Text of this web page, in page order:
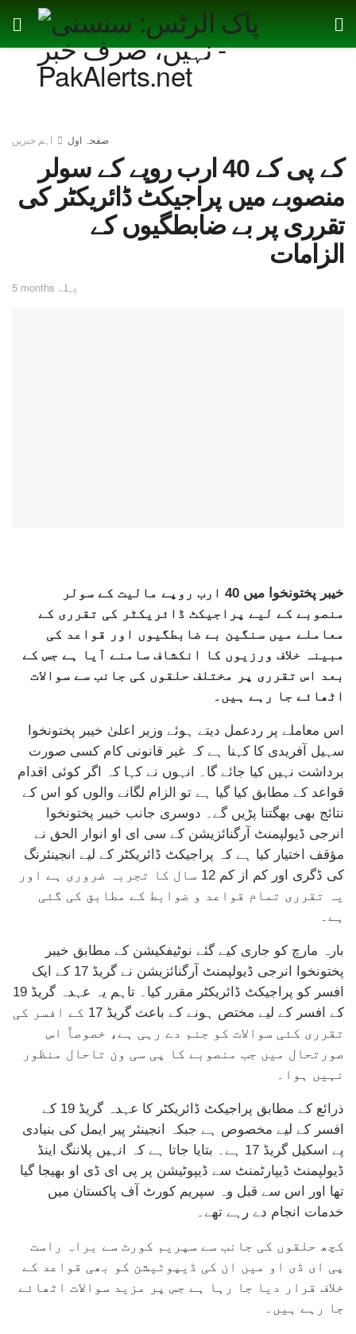
صفحہ اول اہم خبریں
کے پی کے 40 ارب روپے کے سولر
منصوبے میں پراجیکٹ ڈائریکٹر کی
تقرری پر بے ضابطگیوں کے
الزامات
5 months پہلے
خیبر پختونخوا میں 40 ارب روپے مالیت کے سولر
منصوبے کے لیے پراجیکٹ ڈائریکٹر کی تقرری کے
معاملے میں سنگین بے ضابطگیوں اور قواعد کی
مبینہ خلاف ورزیوں کا انکشاف سامنے آیا ہے جس کے
بعد اس تقرری پر مختلف حلقوں کی جانب سے سوالات
اٹھائے جا رہے ہیں۔
اس معاملے پر ردعمل دیتے ہوئے وزیر اعلیٰ خیبر پختونخوا
سہیل آفریدی کا کہنا ہے کہ غیر قانونی کام کسی صورت
برداشت نہیں کیا جائے گا۔ انہوں نے کہا کہ اگر کوئی اقدام
قواعد کے مطابق کیا گیا ہے تو الزام لگانے والوں کو اس کے
نتائج بھی بھگتنا پڑیں گے۔ دوسری جانب خیبر پختونخوا
انرجی ڈیولپمنٹ آرگنائزیشن کے سی ای او انوار الحق نے
مؤقف اختیار کیا ہے کہ پراجیکٹ ڈائریکٹر کے لیے انجینئرنگ
کی ڈگری اور کم از کم 12 سال کا تجربہ ضروری ہے اور
یہ تقرری تمام قواعد و ضوابط کے مطابق کی گئی
ہے۔
بارہ مارچ کو جاری کیے گئے نوٹیفکیشن کے مطابق خیبر
پختونخوا انرجی ڈیولپمنٹ آرگنائزیشن نے گریڈ 17 کے ایک
افسر کو پراجیکٹ ڈائریکٹر مقرر کیا۔ تاہم یہ عہدہ گریڈ 19
کے افسر کے لیے مختص ہونے کے باعث گریڈ 17 کے افسر کی
تقرری کئی سوالات کو جنم دے رہی ہے، خصوصاً اس
صورتحال میں جب منصوبے کا پی سی ون تاحال منظور
نہیں ہوا۔
ذرائع کے مطابق پراجیکٹ ڈائریکٹر کا عہدہ گریڈ 19 کے
افسر کے لیے مخصوص ہے جبکہ انجینئر پیر ایمل کی بنیادی
پے اسکیل گریڈ 17 ہے۔ بتایا جاتا ہے کہ انہیں پلاننگ اینڈ
ڈیولپمنٹ ڈیپارٹمنٹ سے ڈیپوٹیشن پر پی ای ڈی او بھیجا گیا
تھا اور اس سے قبل وہ سپریم کورٹ آف پاکستان میں
خدمات انجام دے رہے تھے۔
کچھ حلقوں کی جانب سے سپریم کورٹ سے براہ راست
پی ای ڈی او میں ان کی ڈیپوٹیشن کو بھی قواعد کے
خلاف قرار دیا جا رہا ہے جس پر مزید سوالات اٹھائے
جا رہے ہیں۔